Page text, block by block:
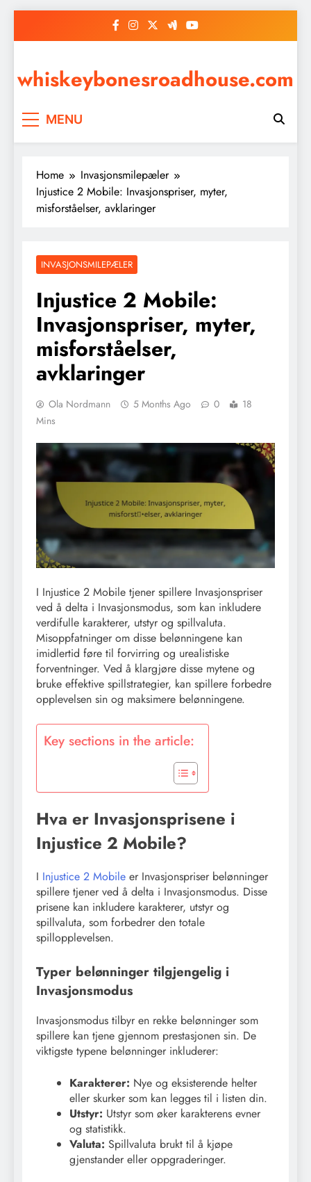
whiskeybonesroadhouse.com
MENU
Home
Invasjonsmilepæler
Injustice 2 Mobile: Invasjonspriser, myter,
misforståelser, avklaringer
INVASJONSMILEPÆLER
Injustice 2 Mobile:
Invasjonspriser, myter,
misforståelser,
avklaringer
Ola Nordmann 5 Months Ago 0
18
Mins
I Injustice 2 Mobile tjener spillere Invasjonspriser
ved å delta i Invasjonsmodus, som kan inkludere
verdifulle karakterer, utstyr og spillvaluta.
Misoppfatninger om disse belønningene kan
imidlertid føre til forvirring og urealistiske
forventninger. Ved å klargjøre disse mytene og
bruke effektive spillstrategier, kan spillere forbedre
opplevelsen sin og maksimere belønningene.
Key sections in the article:
Hva er Invasjonsprisene i
Injustice 2 Mobile?
I Injustice 2 Mobile er Invasjonspriser belønninger
spillere tjener ved å delta i Invasjonsmodus. Disse
prisene kan inkludere karakterer, utstyr og
spillvaluta, som forbedrer den totale
spillopplevelsen.
Typer belønninger tilgjengelig i
Invasjonsmodus
Invasjonsmodus tilbyr en rekke belønninger som
spillere kan tjene gjennom prestasjonen sin. De
viktigste typene belønninger inkluderer:
Karakterer: Nye og eksisterende helter
eller skurker som kan legges til i listen din.
Utstyr: Utstyr som øker karakterens evner
og statistikk.
Valuta: Spillvaluta brukt til å kjøpe
gjenstander eller oppgraderinger.